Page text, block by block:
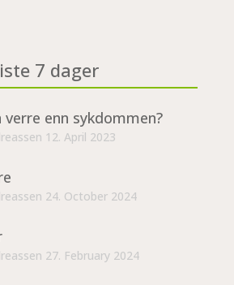
7 dager
verre enn sykdommen?
12. April 2023
24. October 2024
27. February 2024